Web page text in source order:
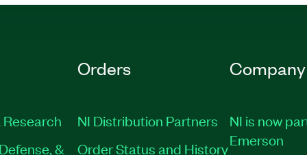
&
Orders
NI Distribution Partners
Order Status and History
Company
NI is now
Emerson